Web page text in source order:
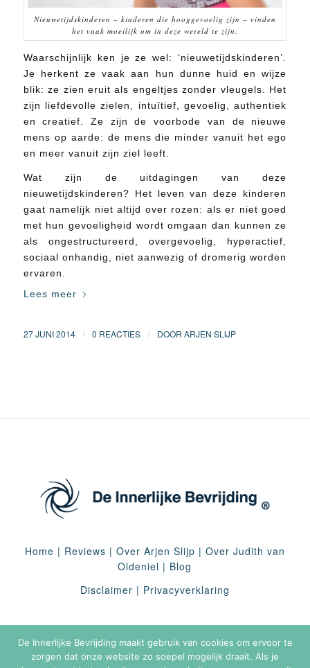
Nieuwetijdskinderen – kinderen die hooggevoelig zijn – vinden
het vaak moeilijk om in deze wereld te zijn.
Waarschijnlijk ken je ze wel: ‘nieuwetijdskinderen’.
Je herkent ze vaak aan hun dunne huid en wijze
blik: ze zien eruit als engeltjes zonder vleugels. Het
zijn liefdevolle zielen, intuïtief, gevoelig, authentiek
en creatief. Ze zijn de voorbode van de nieuwe
mens op aarde: de mens die minder vanuit het ego
en meer vanuit zijn ziel leeft.
Wat zijn de uitdagingen van deze
nieuwetijdskinderen? Het leven van deze kinderen
gaat namelijk niet altijd over rozen: als er niet goed
met hun gevoeligheid wordt omgaan dan kunnen ze
als ongestructureerd, overgevoelig, hyperactief,
sociaal onhandig, niet aanwezig of dromerig worden
ervaren.
Lees meer
27 JUNI 2014 / 0 REACTIES / DOOR ARJEN SLIJP
Home | Reviews | Over Arjen Slijp | Over Judith van
Oldeniel | Blog
Disclaimer | Privacyverklaring
De Innerlijke Bevrijding maakt gebruik van cookies om ervoor te
zorgen dat onze website zo soepel mogelijk draait. Als je